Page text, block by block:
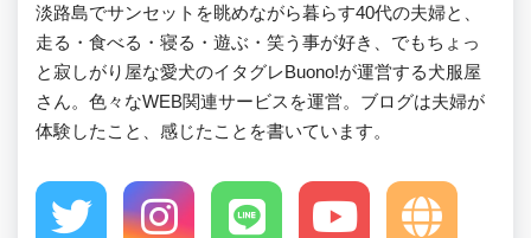
淡路島でサンセットを眺めながら暮らす40代の夫婦と、
走る・食べる・寝る・遊ぶ・笑う事が好き、でもちょっ
と寂しがり屋な愛犬のイタグレBuono!が運営する犬服屋
さん。色々なWEB関連サービスを運営。ブログは夫婦が
体験したこと、感じたことを書いています。